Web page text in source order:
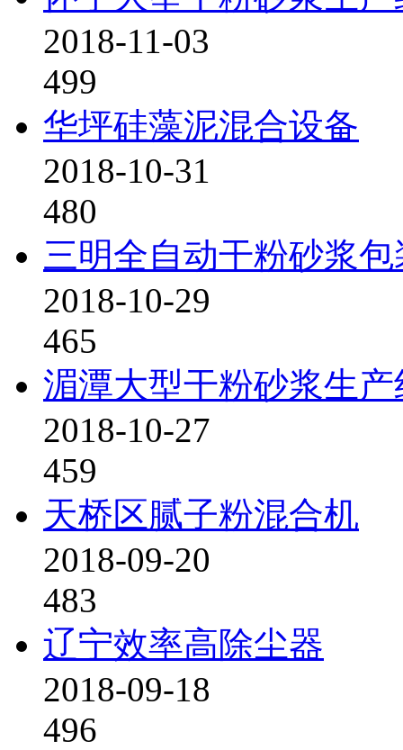
2018-11-03
499
华坪硅藻泥混合设备
2018-10-31
480
三明全自动干粉砂浆
2018-10-29
465
湄潭大型干粉砂浆生产
2018-10-27
459
天桥区腻子粉混合机
2018-09-20
483
辽宁效率高除尘器
2018-09-18
496